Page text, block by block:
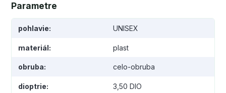
Parametre
pohlavie UNISEX
materiál plast
obruba celo-obruba
dioptrie 3,50 DIO